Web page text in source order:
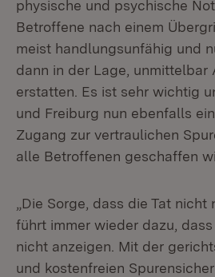
physische und psychische
Betroffene nach einem
meist handlungsunfähig und
dann in der Lage, unmittelbar
erstatten. Es ist sehr wichtig
und Freiburg nun ebenfalls
Zugang zur vertraulichen
alle Betroffenen geschaffen
„Die Sorge, dass die Tat nicht
führt immer wieder dazu,
nicht anzeigen. Mit der
und kostenfreien